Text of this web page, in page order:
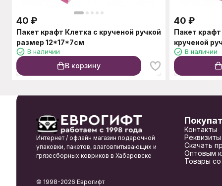
40 ₽
Пакет крафт Клетка с крученой ручкой
размер 12*17*7см
В наличии
В корзину
40 ₽
Пакет крафт
крученой
В наличии
Интернет / офлайн магазин подарочной
упаковки, пакетов, влаговпитывающих и
грязесборных ковриков в Хабаровске
Контакты
Реквизиты
Скачать
Оптовым
Товары
© 1998-2026 Еврогифт